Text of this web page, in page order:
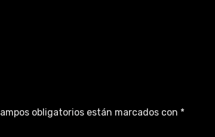
obligatorios están marcados con *